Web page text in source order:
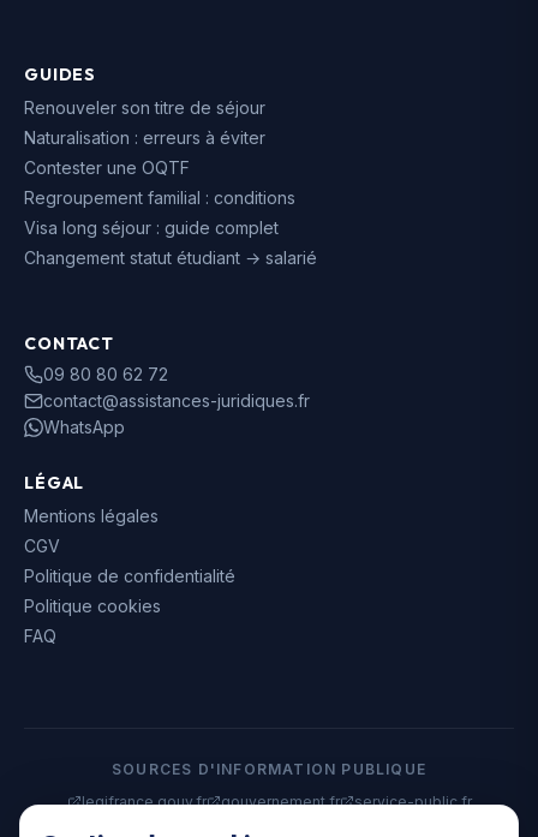
GUIDES
Renouveler son titre de séjour
Naturalisation : erreurs à éviter
Contester une OQTF
Regroupement familial : conditions
Visa long séjour : guide complet
Changement statut étudiant → salarié
CONTACT
09 80 80 62 72
contact@assistances-juridiques.fr
WhatsApp
LÉGAL
Mentions légales
CGV
Politique de confidentialité
Politique cookies
FAQ
SOURCES D'INFORMATION PUBLIQUE
legifrance.gouv.fr
gouvernement.fr
service-public.fr